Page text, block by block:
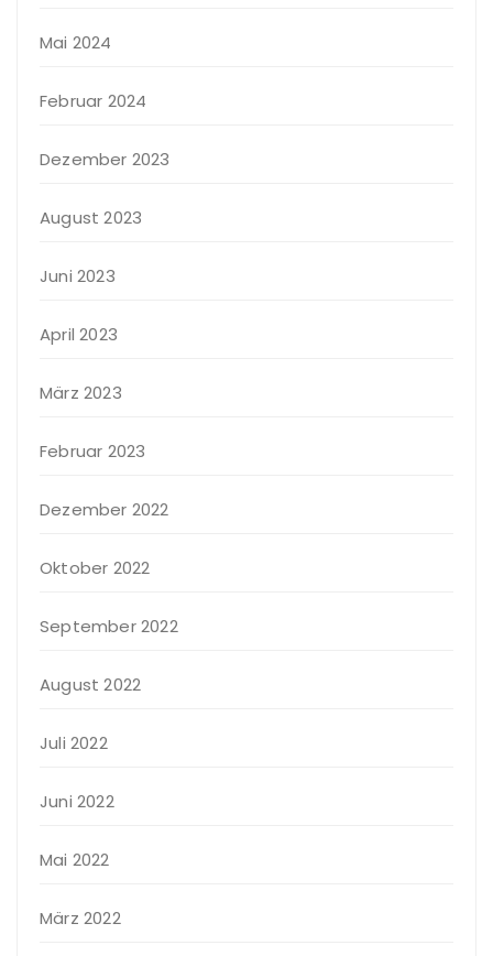
Mai 2024
Februar 2024
Dezember 2023
August 2023
Juni 2023
April 2023
März 2023
Februar 2023
Dezember 2022
Oktober 2022
September 2022
August 2022
Juli 2022
Juni 2022
Mai 2022
März 2022